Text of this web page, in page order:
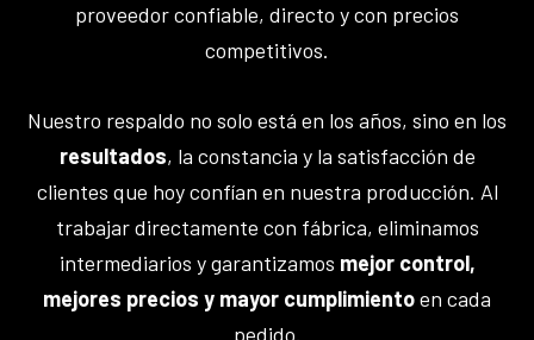
proveedor confiable, directo y con precios
competitivos.
Nuestro respaldo no solo está en los años, sino en los
resultados, la constancia y la satisfacción de
clientes que hoy confían en nuestra producción. Al
trabajar directamente con fábrica, eliminamos
intermediarios y garantizamos mejor control,
mejores precios y mayor cumplimientoen cada
pedido.